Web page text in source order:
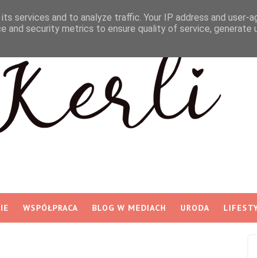
WSPÓŁPRACA BLOG W MEDIACH URODA
services and to analyze traffic. Your IP address and user-
and security metrics to ensure quality of service, generate